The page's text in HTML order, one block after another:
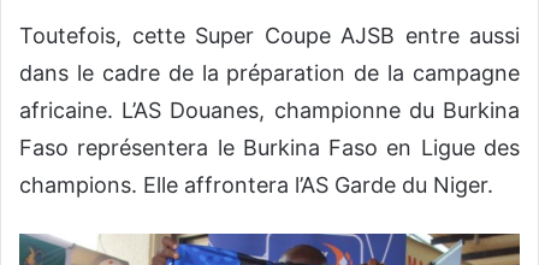
Toutefois, cette Super Coupe AJSB entre aussi
dans le cadre de la préparation de la campagne
africaine. L’AS Douanes, championne du Burkina
Faso représentera le Burkina Faso en Ligue des
champions. Elle affrontera l’AS Garde du Niger.